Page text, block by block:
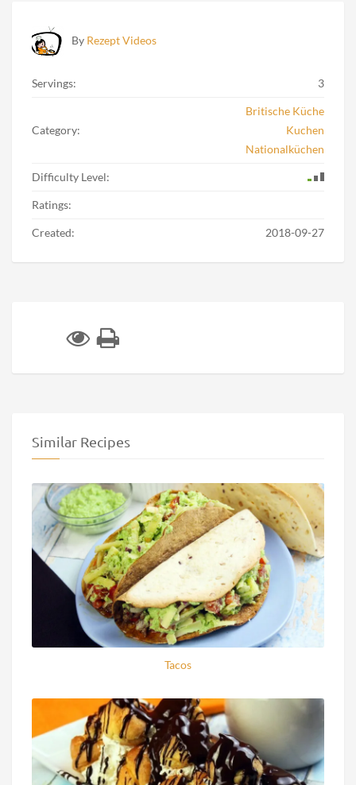
By Rezept Videos
Servings: 3
Category:
Britische Küche
Kuchen
Nationalküchen
Difficulty Level:
Ratings:
Created: 2018-09-27
Similar Recipes
Tacos